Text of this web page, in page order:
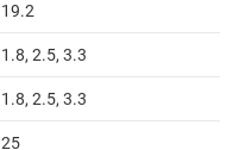
19.2
1.8, 2.5, 3.3
1.8, 2.5, 3.3
25